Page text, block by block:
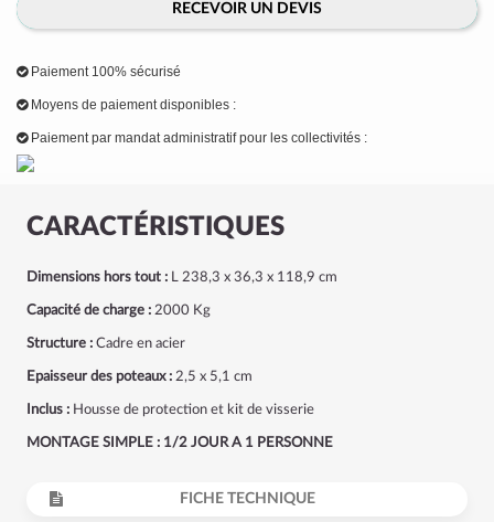
CARACTÉRISTIQUES
Dimensions hors tout : L 238,3 x 36,3 x 118,9 cm
Capacité de charge : 2000 Kg
Structure : Cadre en acier
Epaisseur des poteaux : 2,5 x 5,1 cm
Inclus : Housse de protection et kit de visserie
MONTAGE SIMPLE : 1/2 JOUR A 1 PERSONNE
FICHE TECHNIQUE
RECEVOIR UN DEVIS
Paiement 100% sécurisé
Moyens de paiement disponibles :
Paiement par mandat administratif pour les collectivités :